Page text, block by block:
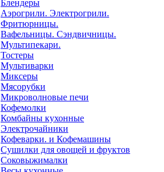
Блендеры
Аэрогрили. Электрогрили.
Фритюрницы.
Вафельницы. Сэндвичницы.
Мультипекари.
Тостеры
Мультиварки
Миксеры
Мясорубки
Микроволновые печи
Кофемолки
Комбайны кухонные
Электрочайники
Кофеварки. и Кофемашины
Сушилки для овощей и фруктов
Соковыжималки